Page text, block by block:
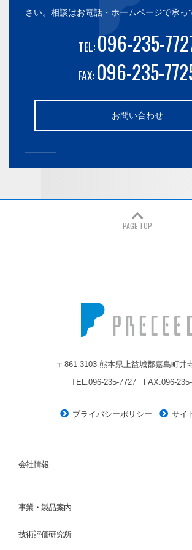
さい。 相談はお電話・ホームページで承っ
TEL:096-235-
FAX:096-235-
お問い合わせ
PAGE TOP
〒861-3103 熊本県上益城郡嘉島町井
TEL:096-235-7727
FAX:096-
プライバシーポリシー サイ
会社情報
事業・製品案内
技術評価研究所